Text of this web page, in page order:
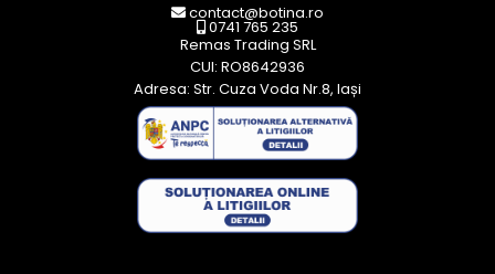
contact@botina.ro
0741 765 235
Remas Trading SRL
CUI: RO8642936
Adresa: Str. Cuza Voda Nr.8, Iași